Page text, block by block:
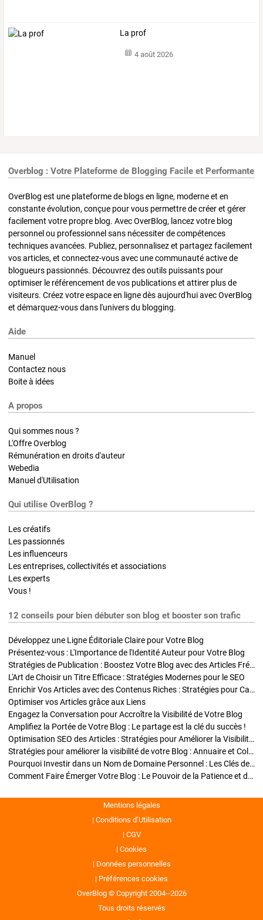
La prof
4 août 2026
Overblog : Votre Plateforme de Blogging Facile et Performante
OverBlog est une plateforme de blogs en ligne, moderne et en
constante évolution, conçue pour vous permettre de créer et gérer
facilement votre propre blog. Avec OverBlog, lancez votre blog
personnel ou professionnel sans nécessiter de compétences
techniques avancées. Publiez, personnalisez et partagez facilement
vos articles, et connectez-vous avec une communauté active de
blogueurs passionnés. Découvrez des outils puissants pour
optimiser le référencement de vos publications et attirer plus de
visiteurs. Créez votre espace en ligne dès aujourd'hui avec OverBlog
et démarquez-vous dans l'univers du blogging.
Aide
Manuel
Contactez nous
Boite à idées
A propos
Qui sommes nous ?
L'Offre Overblog
Rémunération en droits d'auteur
Webedia
Manuel d'Utilisation
Qui utilise OverBlog ?
Les créatifs
Les passionnés
Les influenceurs
Les entreprises, collectivités et associations
Les experts
Vous !
12 conseils pour bien débuter son blog et booster son trafic
Développez une Ligne Éditoriale Claire pour Votre Blog
Présentez-vous : L'Importance de l'Identité Auteur pour Votre Blog
Stratégies de Publication : Boostez Votre Blog avec des Articles Fréquents et Exclusifs
L'Art de Choisir un Titre Efficace : Stratégies Modernes pour le SEO
Enrichir Vos Articles avec des Contenus Riches : Stratégies pour Captiver et Optimiser
Optimiser vos Articles grâce aux Liens
Engagez la Conversation pour Accroître la Visibilité de Votre Blog
Amplifiez la Portée de Votre Blog : Le partage est la clé du succès !
Optimisation SEO des Articles : Stratégies pour Améliorer la Visibilité de Votre Blog
Stratégies pour améliorer la visibilité de votre Blog : Annuaire et Collaborations
Pourquoi Investir dans un Nom de Domaine Personnel : Les Clés de la Réussite de Votre Blog
Comment Faire Émerger Votre Blog : Le Pouvoir de la Patience et de la Persévérance
Mentions légales
Conditions d’Utilisation
CGV
Cookies
Données personnelles
Préférences cookies
OverBlog © Copyright 2004--2026
Tous droits réservés